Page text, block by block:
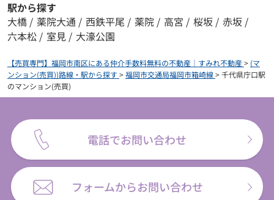
駅から探す
大橋 / 薬院大通 / 西鉄平尾 / 薬院 / 高宮 / 桜坂 / 赤坂 /
六本松 / 室見 / 大濠公園
【売買専門】福岡市南区にある仲介手数料無料の不動産｜すみれ不動産> (マ
ンション(売買))路線・駅から探す>福岡市交通局福岡市箱崎線>千代県庁口駅
のマンション(売買)
電話でお問い合わせ
フォームからお問い合わせ